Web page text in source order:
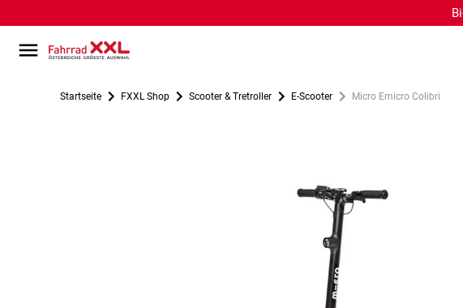
Startseite FXXL Shop Scooter & Tretroller E-Scooter Micro Emicro Colibri